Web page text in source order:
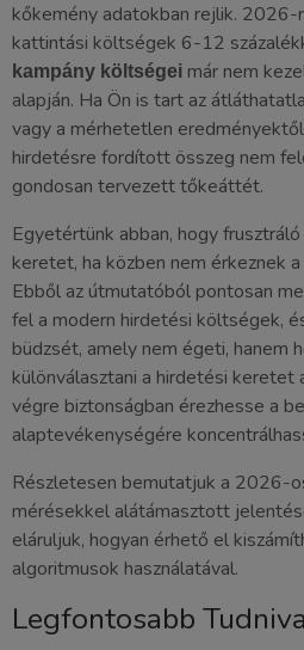
kőkemény adatokban rejlik. 2026-
kattintási költségek 6-12
kampány költségei már nem
alapján. Ha Ön is tart az
vagy a mérhetetlen
hirdetésre fordított összeg nem
gondosan tervezett tőkeáttét.
Egyetértünk abban, hogy
keretet, ha közben nem érkeznek
Ebből az útmutatóból pontosan
fel a modern hirdetési költségek,
büdzsét, amely nem égeti, hanem
különválasztani a hirdetési keretet
végre biztonságban érezhesse a
alaptevékenységére
Részletesen bemutatjuk a 2026-
mérésekkel alátámasztott
eláruljuk, hogyan érhető el
algoritmusok használatával.
Legfontosabb